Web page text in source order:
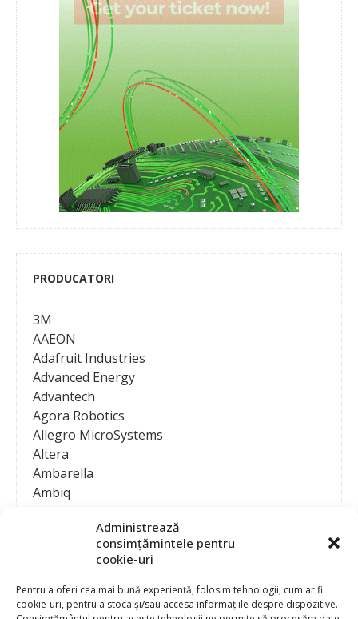
Administrează
consimțămintele pentru
cookie-uri
Pentru a oferi cea mai bună experiență, folosim tehnologii, cum ar fi
cookie-uri, pentru a stoca și/sau accesa informațiile despre dispozitive.
PRODUCATORI
3M
AAEON
Adafruit Industries
Advanced Energy
Advantech
Agora Robotics
Allegro MicroSystems
Altera
Ambarella
Ambiq
Analog Devices
Anritsu Corporation
Ansys
APS